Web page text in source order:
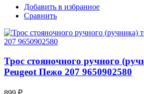
Добавить в избранное
Сравнить
Трос стояночного ручного
Peugeot Пежо 207 9650902580